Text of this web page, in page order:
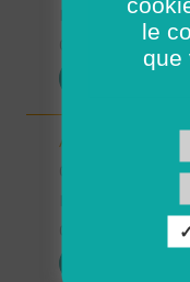
Possibilité de
01/08/2026
AIDE SOIGNANT
06 - Alpes-
Possibilité de
le
que